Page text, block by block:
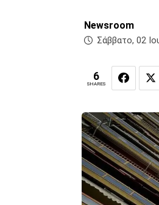
Newsroom
Σάββατο, 02
6
SHARES